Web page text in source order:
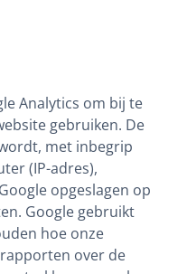
Analytics om bij te
gebruiken. De
met inbegrip
(IP-adres),
opgeslagen op
Google gebruikt
hoe onze
over de